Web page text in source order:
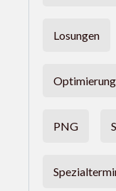
Losungen
Optimierung
PNG